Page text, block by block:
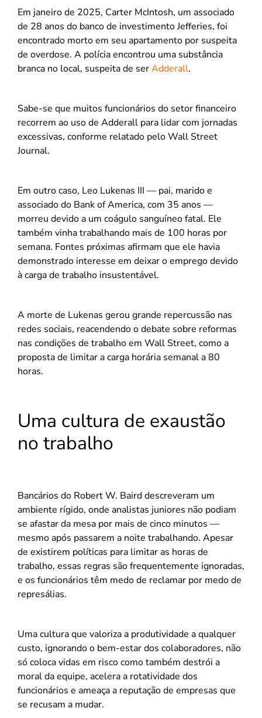
Em janeiro de 2025, Carter McIntosh, um associado
de 28 anos do banco de investimento Jefferies, foi
encontrado morto em seu apartamento por suspeita
de overdose. A polícia encontrou uma substância
branca no local, suspeita de serAdderall.
Sabe-se que muitos funcionários do setor financeiro
recorrem ao uso de Adderall para lidar com jornadas
excessivas, conforme relatado pelo Wall Street
Journal.
Em outro caso, Leo Lukenas III — pai, marido e
associado do Bank of America, com 35 anos —
morreu devido a um coágulo sanguíneo fatal. Ele
também vinha trabalhando mais de 100 horas por
semana. Fontes próximas afirmam que ele havia
demonstrado interesse em deixar o emprego devido
à carga de trabalho insustentável.
A morte de Lukenas gerou grande repercussão nas
redes sociais, reacendendo o debate sobre reformas
nas condições de trabalho em Wall Street, como a
proposta de limitar a carga horária semanal a 80
horas.
Uma cultura de exaustão
no trabalho
Bancários do Robert W. Baird descreveram um
ambiente rígido, onde analistas juniores não podiam
se afastar da mesa por mais de cinco minutos —
mesmo após passarem a noite trabalhando. Apesar
de existirem políticas para limitar as horas de
trabalho, essas regras são frequentemente ignoradas,
e os funcionários têm medo de reclamar por medo de
represálias.
Uma cultura que valoriza a produtividade a qualquer
custo, ignorando o bem-estar dos colaboradores, não
só coloca vidas em risco como também destrói a
moral da equipe, acelera a rotatividade dos
funcionários e ameaça a reputação de empresas que
se recusam a mudar.